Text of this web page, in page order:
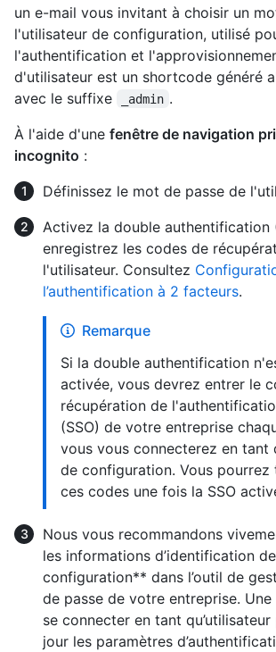
un e-mail vous invitant à choisir un
l'utilisateur de configuration, utilisé
l'authentification et
d'utilisateur est un shortcode généré
avec le suffixe
_admin .
À l'aide d'une fenêtre de navigation
incognito :
Définissez le mot de passe de
Activez la double authentification
enregistrez les codes de
l'utilisateur. Consultez
l’authentification à 2 facteurs.
Remarque
Si la double authentification
activée, vous devrez entrer le
récupération de
(SSO) de votre entreprise
vous vous connecterez en tant
de configuration. Vous pourrez
ces codes une fois la SSO
Nous vous recommandons
les informations d’identification
configuration** dans l’outil de
de passe de votre entreprise.
se connecter en tant
jour les paramètres